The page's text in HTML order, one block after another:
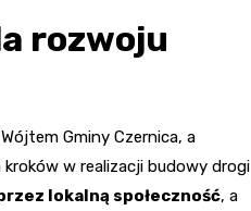
rozwoju
Gminy Czernica, a
w realizacji budowy drogi
lokalną społeczność, a